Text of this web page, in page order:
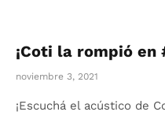
¡Coti la rompió en
noviembre 3, 2021
¡Escuchá el acústico de